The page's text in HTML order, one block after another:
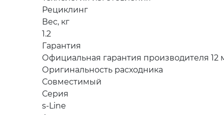
Рециклинг
Вес, кг
1.2
Гарантия
Официальная гарантия производителя 12
Оригинальность расходника
Совместимый
Серия
s-Line